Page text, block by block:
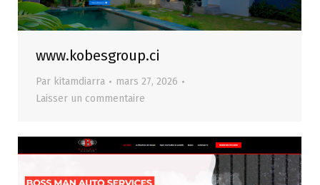
www.kobesgroup.ci
Par kitamdiarra
mars 27, 2026
Laisser un commentaire